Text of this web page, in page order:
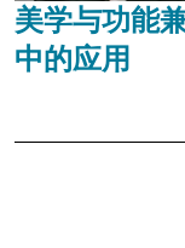
美学与功能
中的应用